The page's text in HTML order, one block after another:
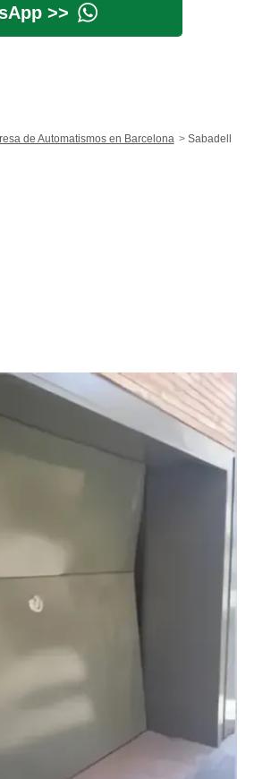
>>
de Automatismos en Barcelona Sabadell